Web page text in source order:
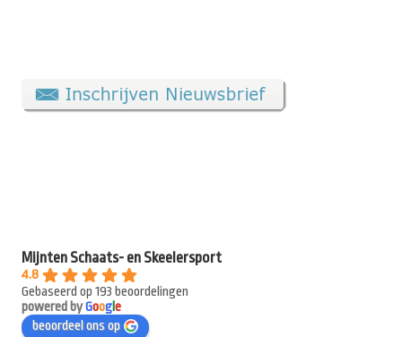
Mijnten Schaats- en Skeelersport
4.8
Gebaseerd op 193 beoordelingen
powered byGooge
beoordeel ons op